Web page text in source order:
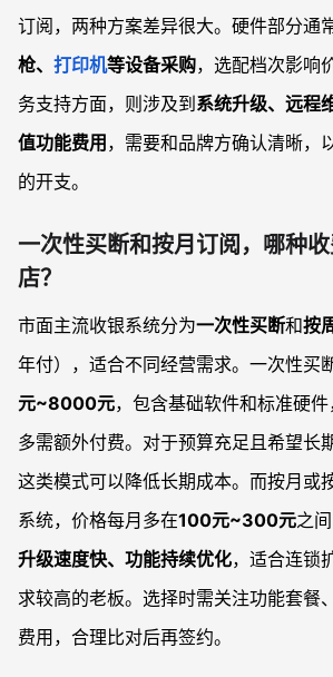
订阅，两种方案差异很大。硬件部分通
枪、 打印机等设备采购，选配档次影响
务支持方面，则涉及到 系统升级、远程
值功能费用 ，需要和品牌方确认清晰，
的开支。
一次性买断和按月订阅，哪种
店？
市面主流收银系统分为一次性买断和按
年付），适合不同经营需求。一次性买
元~8000元，包含基础软件和标准硬
多需额外付费。对于预算充足且希望长
这类模式可以降低长期成本。而按月或
系统，价格每月多在100元~300元之
升级速度快、功能持续优化，适合连锁
求较高的老板。选择时需关注功能套餐
费用，合理比对后再签约。